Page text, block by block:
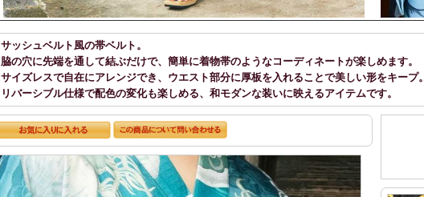
サッシュベルト風の帯ベルト。
脇の穴に先端を通して結ぶだけで、簡単に着物帯のようなコーディネートが楽しめます。
サイズレスで自在にアレンジでき、ウエスト部分に厚板を入れることで美しい形をキープ。
リバーシブル仕様で配色の変化も楽しめる、和モダンな装いに映えるアイテムです。